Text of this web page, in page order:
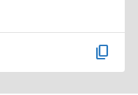
content_copy